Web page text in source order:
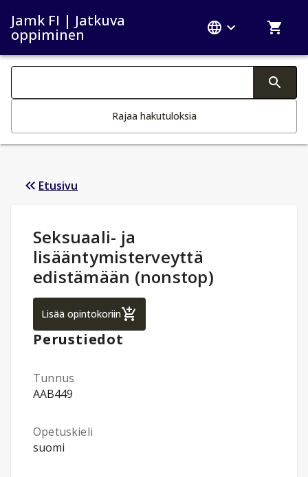
Jamk FI | Jatkuva
oppiminen
Haku kategoriat
Rajaa hakutuloksia
Etusivu
Opintotiedot
Seksuaali- ja
lisääntymisterveyttä
edistämään (nonstop)
Lisää opintokoriinSeksuaali- ja lisääntymisterveyttä
Perustiedot
Tunnus
AAB449
Opetuskieli
suomi